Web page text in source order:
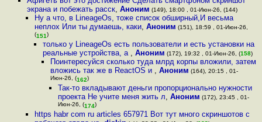
экрана и побежать расск, Аноним (149), 18:00 , 01-Июн-26, (144)
Ну а что, в LineageOs, тоже список обширный,И весьма
неплох Или ты думаешь, каки,Аноним (151), 18:59 , 01-Июн-26,
(151)
только у LineageOs есть пользователи и есть установки на
реальные устройства, а , Аноним (172), 19:32 , 01-Июн-26, (158)
Поинтересуйся сколько туда млрд корпы вложили, затем
вложись так же в ReactOS и , Аноним (164), 20:15 , 01-
Июн-26, (162)
Так-то вкладывают деньги пропорционально нужности
проекта Не учите меня жить л,Аноним (172), 23:45 , 01-
Июн-26, (174)
https habr com ru articles 657971 Вот тут много скриншотов с